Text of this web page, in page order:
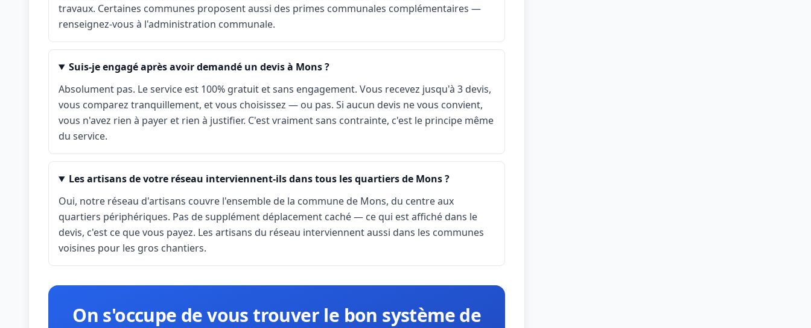
travaux. Certaines communes proposent aussi des primes communales complémentaires —
renseignez-vous à l'administration communale.
Suis-je engagé après avoir demandé un devis à Mons ?
Absolument pas. Le service est 100% gratuit et sans engagement. Vous recevez jusqu'à 3 devis,
vous comparez tranquillement, et vous choisissez — ou pas. Si aucun devis ne vous convient,
vous n'avez rien à payer et rien à justifier. C'est vraiment sans contrainte, c'est le principe même
du service.
Les artisans de votre réseau interviennent-ils dans tous les quartiers de Mons ?
Oui, notre réseau d'artisans couvre l'ensemble de la commune de Mons, du centre aux
quartiers périphériques. Pas de supplément déplacement caché — ce qui est affiché dans le
devis, c'est ce que vous payez. Les artisans du réseau interviennent aussi dans les communes
voisines pour les gros chantiers.
On s'occupe de vous trouver le bon système de